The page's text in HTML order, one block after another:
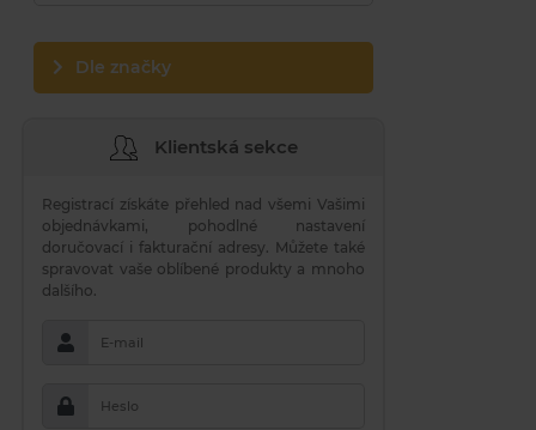
Dle značky
Klientská sekce
Registrací získáte přehled nad všemi Vašimi
objednávkami, pohodlné nastavení
doručovací i fakturační adresy. Můžete také
spravovat vaše oblíbené produkty a mnoho
dalšího.
E-mail
Heslo